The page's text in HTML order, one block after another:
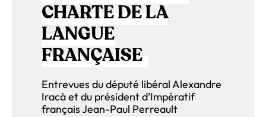
CHARTE DE LA
LANGUE
FRANÇAISE
Entrevues du député libéral Alexandre
Iracà et du président d’Impératif
français Jean-Paul Perreault